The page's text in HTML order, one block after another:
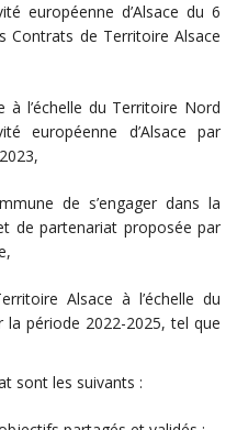
européenne d’Alsace du 6
Contrats de Territoire Alsace
à l’échelle du Territoire Nord
européenne d’Alsace par
de s’engager dans la
de partenariat proposée par
Alsace à l’échelle du
période 2022-2025, tel que
sont les suivants :